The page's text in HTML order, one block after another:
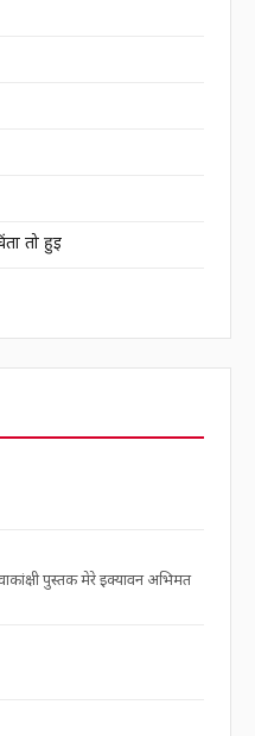
तो हुई
पुस्तक मेरे इक्यावन अभिमत